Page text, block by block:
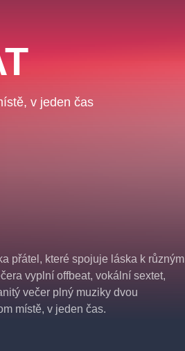
v jeden čas
přátel, které spojuje láska k různým
vyplní offbeat, vokální sextet,
večer plný muziky dvou
místě, v jeden čas.